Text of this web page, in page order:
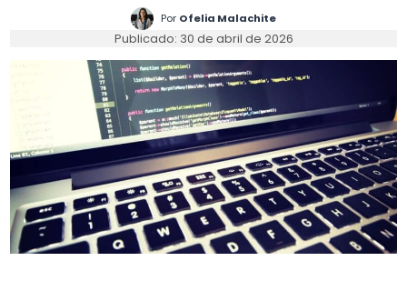
Por Ofelia Malachite
Publicado: 30 de abril de 2026